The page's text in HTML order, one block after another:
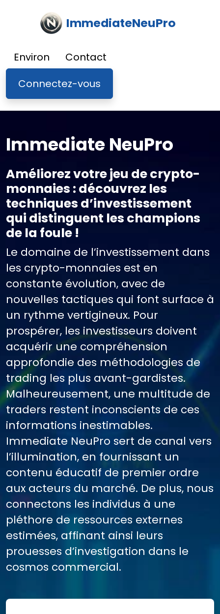
ImmediateNeuPro
Environ
Contact
Connectez-vous
Immediate NeuPro
Améliorez votre jeu de crypto-
monnaies : découvrez les
techniques d’investissement
qui distinguent les champions
de la foule !
Le domaine de l’investissement dans
les crypto-monnaies est en
constante évolution, avec de
nouvelles tactiques qui font surface à
un rythme vertigineux. Pour
prospérer, les investisseurs doivent
acquérir une compréhension
approfondie des méthodologies de
trading les plus avant-gardistes.
Malheureusement, une multitude de
traders restent inconscients de ces
informations inestimables.
Immediate NeuPro sert de canal vers
l’illumination, en fournissant un
contenu éducatif de premier ordre
aux acteurs du marché. De plus, nous
connectons les individus à une
pléthore de ressources externes
estimées, affinant ainsi leurs
prouesses d’investigation dans le
cosmos commercial.